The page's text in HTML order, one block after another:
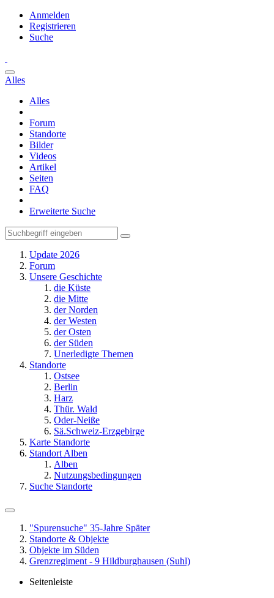
Anmelden
Registrieren
Suche
Alles
Alles
Forum
Standorte
Bilder
Videos
Artikel
Seiten
FAQ
Erweiterte Suche
Update 2026
Forum
Unsere Geschichte
die Küste
die Mitte
der Norden
der Westen
der Osten
der Süden
Unerledigte Themen
Standorte
Ostsee
Berlin
Harz
Thür. Wald
Oder-Neiße
Sä.Schweiz-Erzgebirge
Karte Standorte
Standort Alben
Alben
Nutzungsbedingungen
Suche Standorte
"Spurensuche" 35-Jahre Später
Standorte & Objekte
Objekte im Süden
Grenzregiment - 9 Hildburghausen (Suhl)
Seitenleiste